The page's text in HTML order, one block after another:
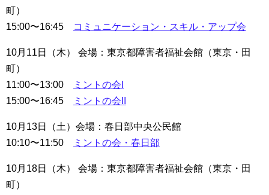
町）
15:00〜16:45
コミュニケーション・スキル・アップ会
10月11日（木） 会場：東京都障害者福祉会館（東京・田
町）
11:00〜13:00
ミントの会I
15:00〜16:45
ミントの会II
10月13日（土）会場：春日部中央公民館
10:10〜11:50
ミントの会・春日部
10月18日（木） 会場：東京都障害者福祉会館（東京・田
町）